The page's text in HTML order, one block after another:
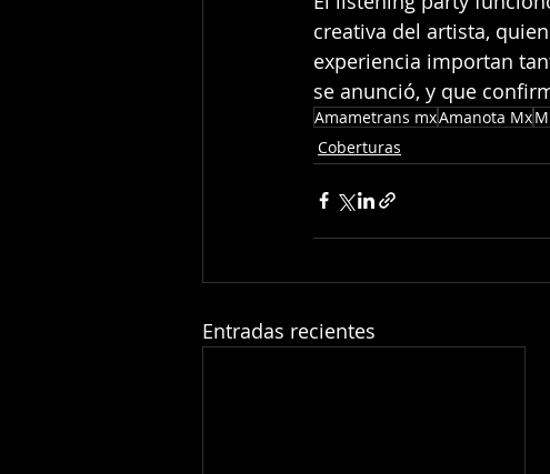
creativa del artista,
experiencia importan
se anunció, y que
Amametrans mxAmanota Mx
Coberturas
Entradas recientes